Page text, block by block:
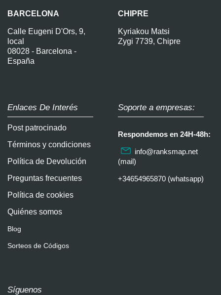
BARCELONA
Calle Eugeni D'Ors, 9,
local
08028 - Barcelona -
España
CHIPRE
Kyriakou Matsi
Zygi 7739, Chipre
Enlaces De Interés
Post patrocinado
Términos y condiciones
Política de Devolución
Preguntas frecuentes
Política de cookies
Quiénes somos
Blog
Sorteos de Códigos
Soporte a empresas:
Respondemos en 24H-48h:
info@ranksmap.net
(mail)
+34654965870 (whatsapp)
Síguenos